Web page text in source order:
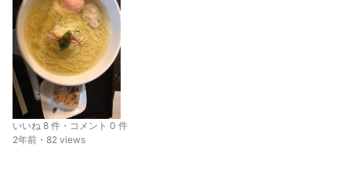
いいね 8 件・コメント 0 件
2年前・82 views